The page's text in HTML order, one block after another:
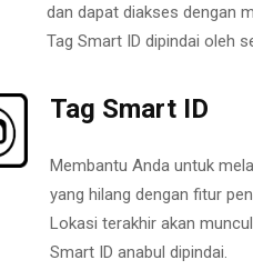
dan dapat diakses dengan
Tag Smart ID dipindai oleh
Tag Smart ID
Membantu Anda untuk
yang hilang dengan fitur
Lokasi terakhir akan
Smart ID anabul dipindai.